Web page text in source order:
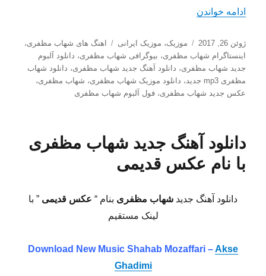
ادامه خواندن
ارسال
شده
در
ژوئن 26, 2017 دسته‌ها
موزیک، موزیک ایرانی برچسب‌ها
اهنگ های شهاب مظفری،
اینستاگرام شهاب مظفری، بیوگرافی شهاب مظفری، دانلود آلبوم
جدید شهاب مظفری، دانلود آهنگ جدید شهاب مظفری، دانلود شهاب
مظفری mp3 جدید
، دانلود موزیک شهاب مظفری، شهاب مظفری،
عکس جدید شهاب مظفری،فول آلبوم شهاب مظفری
دانلود آهنگ جدید شهاب مظفری
با نام عکس قدیمی
دانلود آهنگ جدید شهاب مظفری بنام “ عکس قدیمی ” با
لینک مستقیم
Download New Music Shahab Mozaffari –Akse
Ghadimi